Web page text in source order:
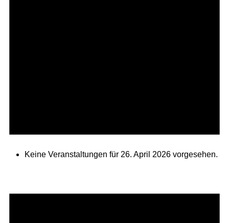
Keine Veranstaltungen für 26. April 2026 vorgesehen.